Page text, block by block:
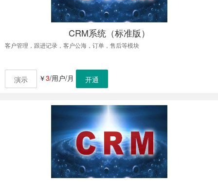
CRM系统（标准版）
客户管理，跟进记录，客户公海，订单，售后等模块
演示 ￥3/用户/月 开通